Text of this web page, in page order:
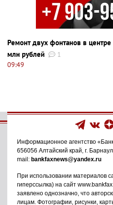
Ремонт двух фонтанов в
млн рублей
1
09:49
Информационное агентство
656056 Алтайский край, г. Барнаул
mail: bankfaxnews@yandex.ru
При использовании материалов
гиперссылка) на сайт
заявлено однозначно, что
лицам. Фотографии, рисунки,